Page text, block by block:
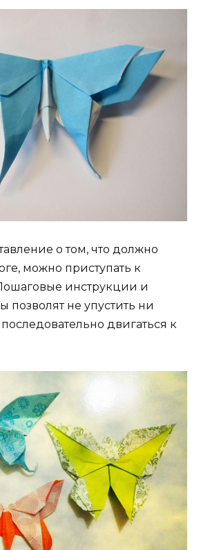
о том, что должно
можно приступать к
инструкции и
позволят не упустить ни
двигаться к